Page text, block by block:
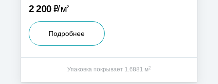
2 200Р м2
Подробнее
Упаковка покрывает 1.6881 м2